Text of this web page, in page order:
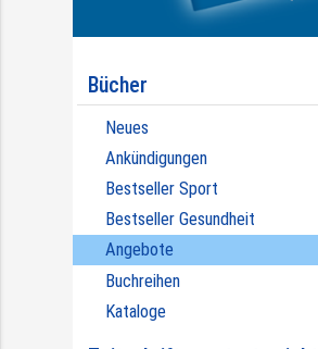
Bücher
Neues
Ankündigungen
Bestseller Sport
Bestseller Gesundheit
Angebote
Buchreihen
Kataloge